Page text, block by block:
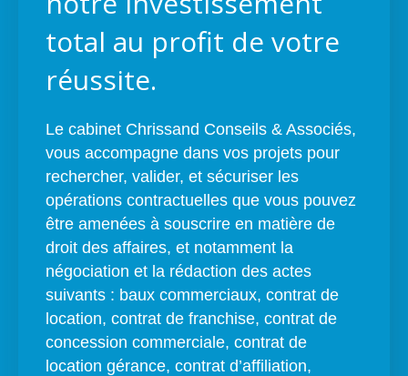
total au profit de votre
réussite.
Le cabinet Chrissand Conseils & Associés,
vous accompagne dans vos projets pour
rechercher, valider, et sécuriser les
opérations contractuelles que vous pouvez
être amenées à souscrire en matière de
droit des affaires, et notamment la
négociation et la rédaction des actes
suivants : baux commerciaux, contrat de
location, contrat de franchise, contrat de
concession commerciale, contrat de
location gérance, contrat d’affiliation,